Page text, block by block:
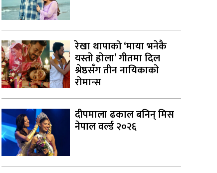
रेखा थापाको ‘माया भनेकै
यस्तो होला’ गीतमा दिल
श्रेष्ठसँग तीन नायिकाको
रोमान्स
दीपमाला ढकाल बनिन् मिस
नेपाल वर्ल्ड २०२६